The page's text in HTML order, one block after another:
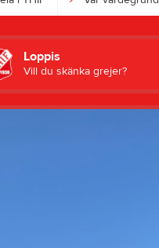
Loppis
Vill du skänka grejer?